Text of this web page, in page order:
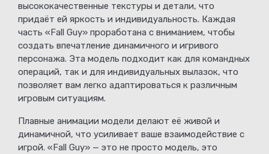
высококачественные текстуры и детали, что
придаёт ей яркость и индивидуальность. Каждая
часть «Fall Guy» проработана с вниманием, чтобы
создать впечатление динамичного и игривого
персонажа. Эта модель подходит как для командных
операций, так и для индивидуальных вылазок, что
позволяет вам легко адаптироваться к различным
игровым ситуациям.
Плавные анимации модели делают её живой и
динамичной, что усиливает ваше взаимодействие с
игрой. «Fall Guy» — это не просто модель, это